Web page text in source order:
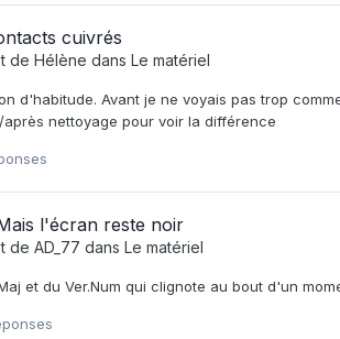
cuivrés
de Hélène dans Le matériel
d'habitude. Avant je ne voyais pas trop
nettoyage pour voir la différence
l'écran reste noir
de AD_77 dans Le matériel
et du Ver.Num qui clignote au bout d'un